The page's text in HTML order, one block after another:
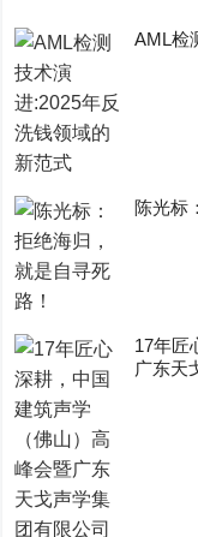
AML检
陈光标
17年匠
广东天